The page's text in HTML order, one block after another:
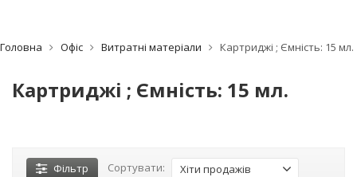
Головна Офіс Витратні матеріали Картриджі ; Ємність: 15 мл.
Картриджі ; Ємність: 15 мл.
Фільтр Сортувати: Хіти продажів